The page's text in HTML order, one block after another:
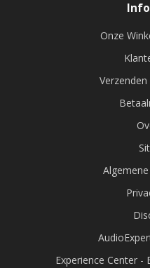
Onze
Experience Center -